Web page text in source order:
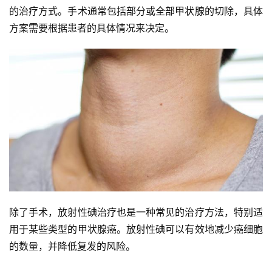
的治疗方式。手术通常包括部分或全部甲状腺的切除，具体
方案需要根据患者的具体情况来决定。
除了手术，放射性碘治疗也是一种常见的治疗方法，特别适
用于某些类型的甲状腺癌。放射性碘可以有效地减少癌细胞
的数量，并降低复发的风险。